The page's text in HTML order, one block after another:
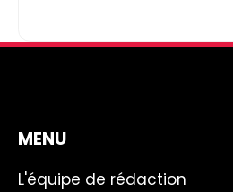
MENU
L'équipe de rédaction